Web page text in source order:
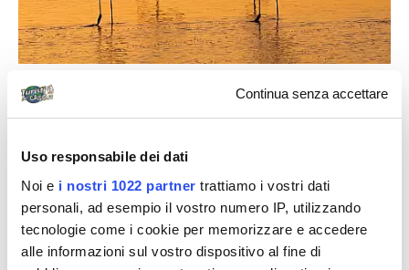
Continua senza accettare
Uso responsabile dei dati
Noi e i nostri 1022 partner trattiamo i vostri dati
personali, ad esempio il vostro numero IP, utilizzando
tecnologie come i cookie per memorizzare e accedere
alle informazioni sul vostro dispositivo al fine di
Chi si concede vacanze brevi, difficilmente ha tempo a
disposizione per esplorare la periferia. Tuttavia, a
interessante. In particolar modo, il
Sant’Eliaospita un importantissimo centro artistico
culturale con mostre, attività ludiche e sportive.
Numerose le mostre di successo sia in ambito